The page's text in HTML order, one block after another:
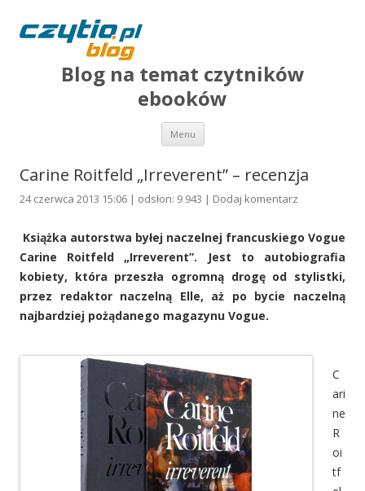
Blog na temat czytników
ebooków
Menu Przejdź do treści
Carine Roitfeld „Irreverent” – recenzja
24 czerwca 2013 15:06 | odsłon: 9 943 | Dodaj komentarz
Książka autorstwa byłej naczelnej francuskiego Vogue
Carine Roitfeld „Irreverent”. Jest to autobiografia
kobiety, która przeszła ogromną drogę od stylistki,
przez redaktor naczelną Elle, aż po bycie naczelną
najbardziej pożądanego magazynu Vogue.
C
ari
ne
R
oi
tf